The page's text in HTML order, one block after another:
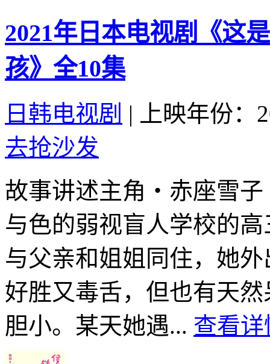
2021年日本电视剧《这
孩》全10集
日韩电视剧 |
上映年份：
去抢沙发
故事讲述主角・赤座雪
与色的弱视盲人学校的
与父亲和姐姐同住，她
好胜又毒舌，但也有天
胆小。某天她遇... 查看详